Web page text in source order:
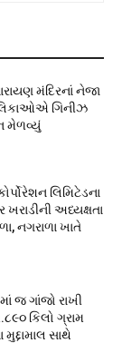
મંદિરનાં નેજા
ગિનીઝ
મેળવ્યું
લિમિટેડના
અધ્યક્ષતા
નગરાળા ખાતે
જ ગાંજો રાખી
કિલો ગ્રામ
સાથે